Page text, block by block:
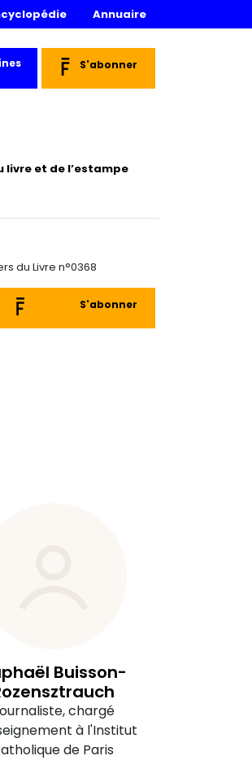
Annuaire
S'abonner
livre et de l’estampe
du Livre n°0368
S'abonner
Buisson-
chargé
à l'Institut
de Paris